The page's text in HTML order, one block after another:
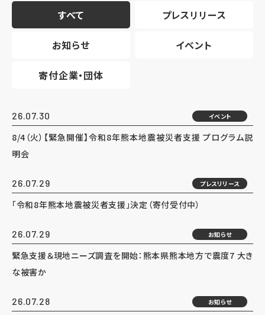
すべて プレスリリース
お知らせ イベント
寄付企業・団体
26.07.30 イベント
8/4（火）【緊急開催】令和8年熊本地震被災者支援 プログラム説
明会
26.07.29 プレスリリース
「令和8年熊本地震被災者支援」決定（寄付受付中）
26.07.29 お知らせ
緊急支援＆現地ニーズ調査を開始：熊本県熊本地方で震度7 大き
な被害か
26.07.28 お知らせ